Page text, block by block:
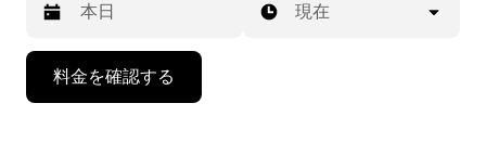
現在
料金を確認する